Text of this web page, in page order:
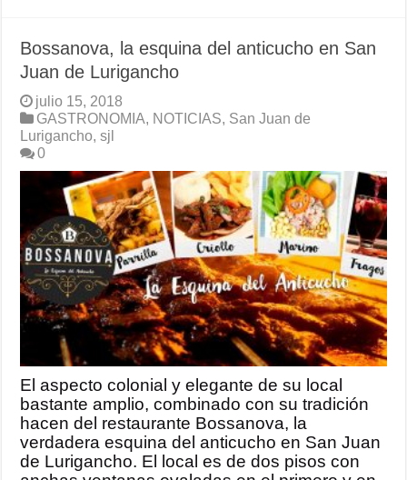
Bossanova, la esquina del anticucho en San
Juan de Lurigancho
julio 15, 2018
GASTRONOMIA, NOTICIAS, San Juan de
Lurigancho,sjl
0
El aspecto colonial y elegante de su local
bastante amplio, combinado con su tradición
hacen del restaurante Bossanova, la
verdadera esquina del anticucho en San Juan
de Lurigancho. El local es de dos pisos con